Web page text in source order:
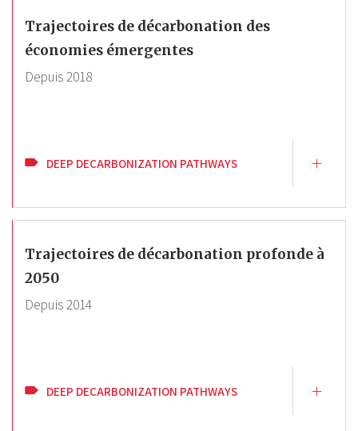
Trajectoires de décarbonation des
économies émergentes
Depuis2018
DEEP DECARBONIZATION PATHWAYS
Trajectoires de décarbonation profonde à
2050
Depuis2014
DEEP DECARBONIZATION PATHWAYS